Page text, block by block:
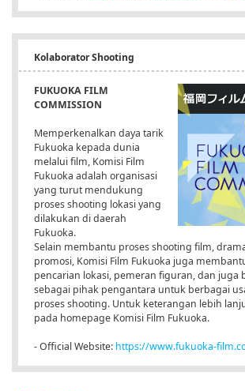
Kolaborator Shooting
FUKUOKA FILM
COMMISSION
Memperkenalkan daya tarik
Fukuoka kepada dunia
melalui film, Komisi Film
Fukuoka adalah organisasi
yang turut mendukung
proses shooting lokasi yang
dilakukan di daerah
Fukuoka.
Selain membantu proses shooting film,
promosi, Komisi Film Fukuoka juga
pencarian lokasi, pemeran figuran, dan juga
sebagai pihak pengantara untuk berbagai
proses shooting. Untuk keterangan lebih
pada homepage Komisi Film Fukuoka.
- Official Website: https://www.fukuoka-